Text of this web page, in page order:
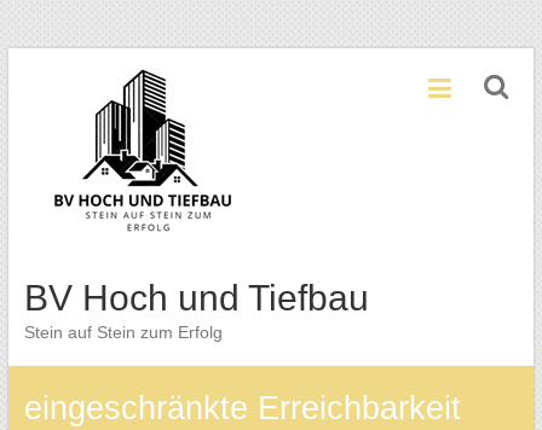
BV Hoch und Tiefbau
Stein auf Stein zum Erfolg
eingeschränkte Erreichbarkeit